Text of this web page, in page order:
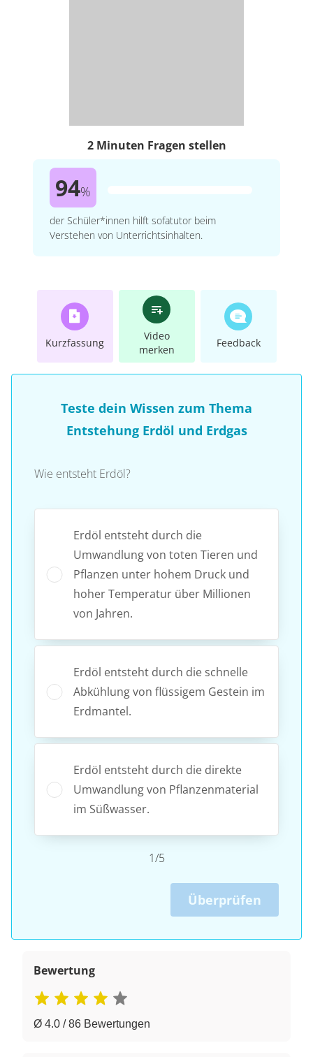
2 Minuten Fragen stellen
94%
der Schüler*innen hilft sofatutor beim
Verstehen von Unterrichtsinhalten.
Kurzfassung
Video
merken
Feedback
Teste dein Wissen zum Thema
Entstehung Erdöl und Erdgas
Wie entsteht Erdöl?
Erdöl entsteht durch die
Umwandlung von toten Tieren und
Pflanzen unter hohem Druck und
hoher Temperatur über Millionen
von Jahren.
Erdöl entsteht durch die schnelle
Abkühlung von flüssigem Gestein im
Erdmantel.
Erdöl entsteht durch die direkte
Umwandlung von Pflanzenmaterial
im Süßwasser.
1/5
Überprüfen
Bewertung
Ø 4.0 / 86 Bewertungen